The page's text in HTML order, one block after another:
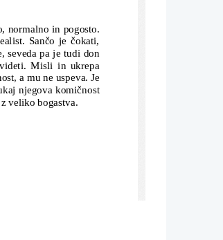
normalno in pogosto.
Sančo je čokati,
seveda pa je tudi don
Misli in ukrepa
a mu ne uspeva. Je
njegova komičnost
veliko bogastva.